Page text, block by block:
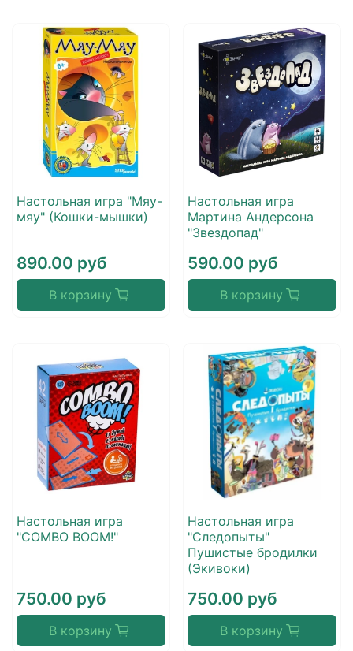
Настольная игра "Мяу-
мяу" (Кошки-мышки)
890.00 руб
В корзину
Настольная игра
Мартина Андерсона
"Звездопад"
590.00 руб
В корзину
Настольная игра
"COMBO BOOM!"
750.00 руб
В корзину
Настольная игра
"Следопыты"
Пушистые бродилки
(Экивоки)
750.00 руб
В корзину